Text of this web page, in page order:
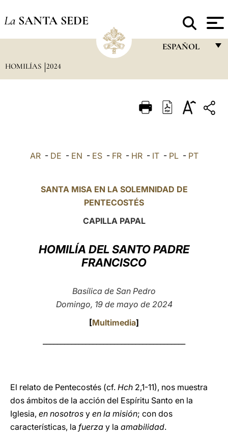
La SANTA SEDE
ESPAÑOL
ITALIANO
POLSKI
LATINE
HOMILÍAS 2024
AR- DE - EN - ES- FR- HR- IT- PL- PT
SANTA MISA EN LA SOLEMNIDAD DE
PENTECOSTÉS
CAPILLA PAPAL
HOMILÍA DEL SANTO PADRE
FRANCISCO
Basílica de San Pedro
Domingo, 19 de mayo de 2024
[Multimedia]
El relato de Pentecostés (cf. Hch 2,1-11), nos muestra
dos ámbitos de la acción del Espíritu Santo en la
Iglesia, en nosotros y en la misión; con dos
características, la fuerza y la amabilidad.